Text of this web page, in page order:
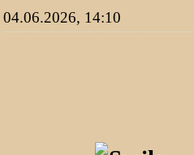
04.06.2026, 14:10